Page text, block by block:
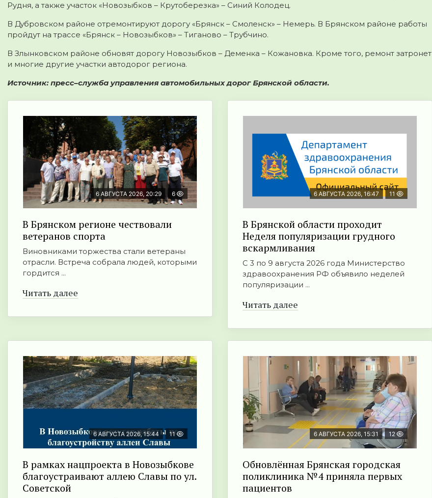
Рудня, а также участок «Новозыбков – Крутоберезка» – Синий Колодец.
В Дубровском районе отремонтируют дорогу «Брянск – Смоленск» – Немерь. В Брянском районе работы
пройдут на трассе «Брянск – Новозыбков» – Тиганово – Трубчино.
В Злынковском районе обновят дорогу Новозыбков – Деменка – Кожановка. Кроме того, ремонт затронет
и многие другие участки автодорог региона.
Источник: пресс–служба управления автомобильных дорог Брянской области.
6 АВГУСТА 2026, 20:29 6
В Брянском регионе чествовали
ветеранов спорта
Виновниками торжества стали ветераны
отрасли. Встреча собрала людей, которыми
гордится ...
Читать далее
6 АВГУСТА 2026, 16:47 11
В Брянской области проходит
Неделя популяризации грудного
вскармливания
С 3 по 9 августа 2026 года Министерство
здравоохранения РФ объявило неделей
популяризации ...
Читать далее
6 АВГУСТА 2026, 15:44 11
В рамках нацпроекта в Новозыбкове
благоустраивают аллею Славы по ул.
Советской
6 АВГУСТА 2026, 15:31 12
Обновлённая Брянская городская
поликлиника №4 приняла первых
пациентов